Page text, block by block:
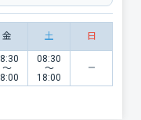
金 土 日
〜
08:30
〜
18:00